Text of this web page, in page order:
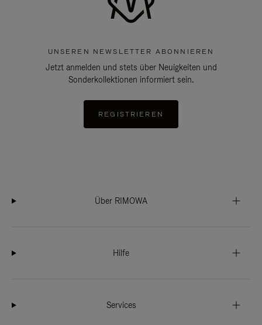
UNSEREN NEWSLETTER ABONNIEREN
Jetzt anmelden und stets über Neuigkeiten und
Sonderkollektionen informiert sein.
REGISTRIEREN
Über RIMOWA
Hilfe
Services